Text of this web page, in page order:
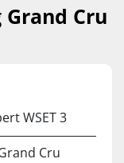
høj andel,
nogle af de
og Thomas
de toppen af
4 Grand
køb!
Cru
WSET 3
Cru